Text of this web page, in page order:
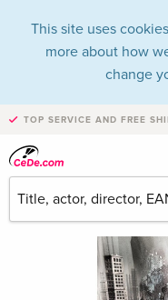
This site uses
more about how
change
TOP SERVICE AND FREE